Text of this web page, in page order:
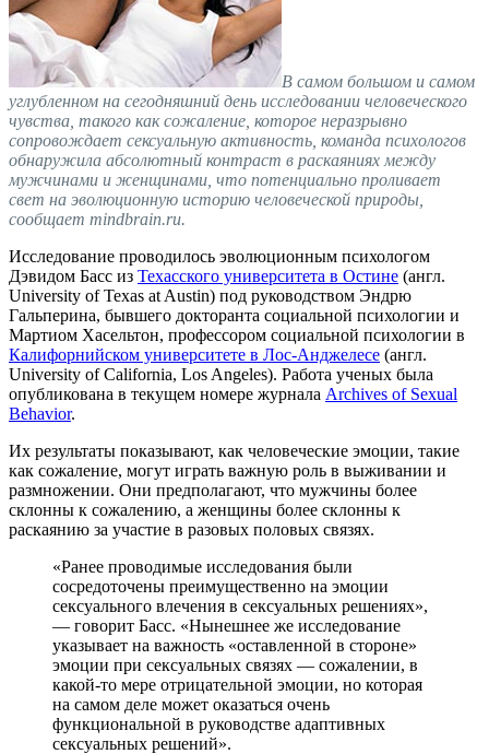
В самом большом и самом
углубленном на сегодняшний день исследовании человеческого
чувства, такого как сожаление, которое неразрывно
сопровождает сексуальную активность, команда психологов
обнаружила абсолютный контраст в раскаяниях между
мужчинами и женщинами, что потенциально проливает
свет на эволюционную историю человеческой природы,
сообщает mindbrain.ru.
Исследование проводилось эволюционным психологом
Дэвидом Басс из Техасского университета в Остине (англ.
University of Texas at Austin) под руководством Эндрю
Гальперина, бывшего докторанта социальной психологии и
Мартиом Хасельтон, профессором социальной психологии в
Калифорнийском университете в Лос-Анджелесе (англ.
University of California, Los Angeles). Работа ученых была
опубликована в текущем номере журнала Archives of Sexual
Behavior.
Их результаты показывают, как человеческие эмоции, такие
как сожаление, могут играть важную роль в выживании и
размножении. Они предполагают, что мужчины более
склонны к сожалению, а женщины более склонны к
раскаянию за участие в разовых половых связях.
«Ранее проводимые исследования были
сосредоточены преимущественно на эмоции
сексуального влечения в сексуальных решениях»,
— говорит Басс. «Нынешнее же исследование
указывает на важность «оставленной в стороне»
эмоции при сексуальных связях — сожалении, в
какой-то мере отрицательной эмоции, но которая
на самом деле может оказаться очень
функциональной в руководстве адаптивных
сексуальных решений».